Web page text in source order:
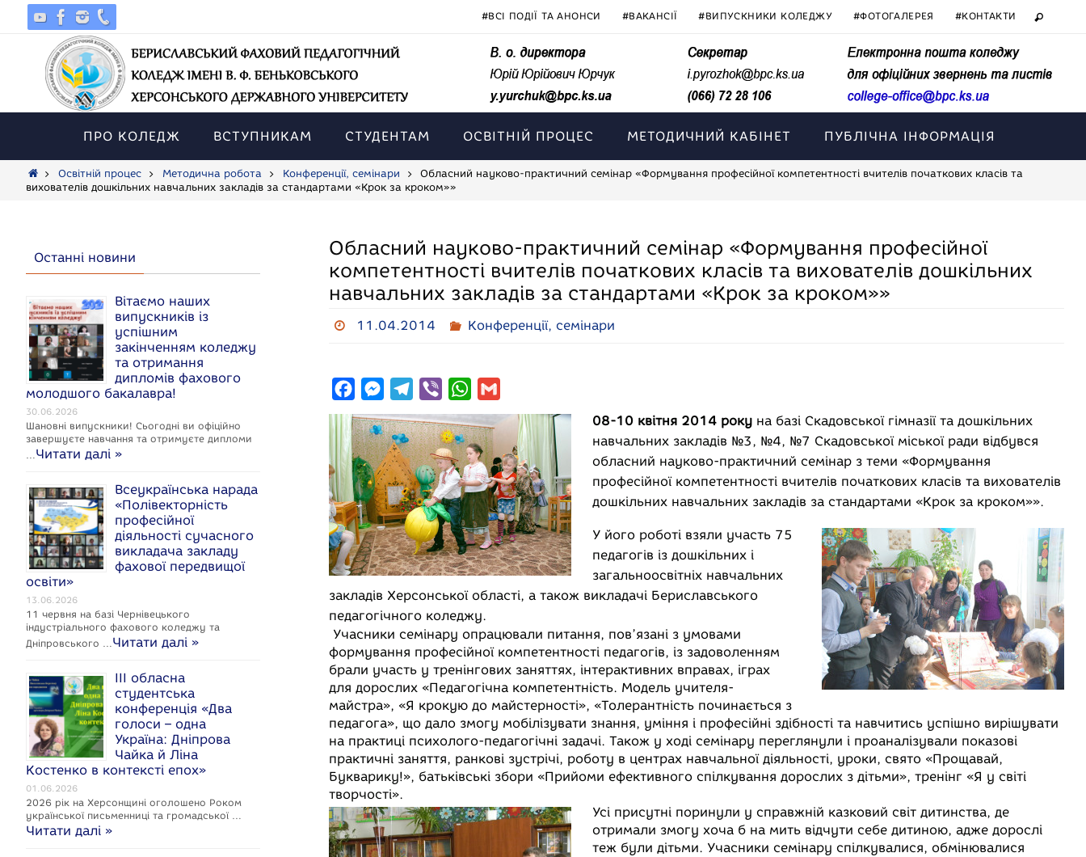
#ВСІ ПОДІЇ ТА АНОНСИ #ВАКАНСІЇ #ВИПУСКНИКИ КОЛЕДЖУ #ФОТОГАЛЕРЕЯ #КОНТАКТИ
ПРО КОЛЕДЖ ВСТУПНИКАМ СТУДЕНТАМ ОСВІТНІЙ ПРОЦЕС МЕТОДИЧНИЙ КАБІНЕТ ПУБЛІЧНА ІНФОРМАЦІЯ
HomeОсвітній процес Методична робота Конференції, семінари
Обласний науково-практичний семінар «Формування професійної компетентності вчителів початкових класів та
вихователів дошкільних навчальних закладів за стандартами «Крок за кроком»»
Обласний науково-практичний семінар «Формування професійної
компетентності вчителів початкових класів та вихователів дошкільних
навчальних закладів за стандартами «Крок за кроком»»
11.04.2014 Конференції, семінари
a
c
e
b
o
o
k
M
e
s
s
e
n
g
e
r
e
l
e
g
r
a
m
i
b
e
r
W
h
a
t
s
A
p
p
m
a
i
l
08-10 квітня 2014 року на базі Скадовської гімназії та дошкільних
навчальних закладів №3, №4, №7 Скадовської міської ради відбувся
обласний науково-практичний семінар з теми «Формування
професійної компетентності вчителів початкових класів та вихователів
дошкільних навчальних закладів за стандартами «Крок за кроком»».
У його роботі взяли участь 75
педагогів із дошкільних і
загальноосвітніх навчальних
закладів Херсонської області, а також викладачі Бериславського
педагогічного коледжу.
Учасники семінару опрацювали питання, пов’язані з умовами
формування професійної компетентності педагогів, із задоволенням
брали участь у тренінгових заняттях, інтерактивних вправах, іграх
для дорослих «Педагогічна компетентність. Модель учителя-
майстра», «Я крокую до майстерності», «Толерантність починається з
педагога», що дало змогу мобілізувати знання, уміння і професійні здібності та навчитись успішно вирішувати
на практиці психолого-педагогічні задачі. Також у ході семінару переглянули і проаналізували показові
практичні заняття, ранкові зустрічі, роботу в центрах навчальної діяльності, уроки, свято «Прощавай,
Букварику!», батьківські збори «Прийоми ефективного спілкування дорослих з дітьми», тренінг «Я у світі
творчості».
Усі присутні поринули у справжній казковий світ дитинства, де
отримали змогу хоча б на мить відчути себе дитиною, адже дорослі
теж були дітьми. Учасники семінару спілкувалися, обмінювалися
Останні новини
Вітаємо наших
випускників із
успішним
закінченням коледжу
та отримання
дипломів фахового
молодшого бакалавра!
30.06.2026
Шановні випускники! Сьогодні ви офіційно
завершуєте навчання та отримуєте дипломи
…Читати далі »
Всеукраїнська нарада
«Полівекторність
професійної
діяльності сучасного
викладача закладу
фахової передвищої
освіти»
13.06.2026
11 червня на базі Чернівецького
індустріального фахового коледжу та
Дніпровського …Читати далі »
ІІІ обласна
студентська
конференція «Два
голоси – одна
Україна: Дніпрова
Чайка й Ліна
Костенко в контексті епох»
01.06.2026
2026 рік на Херсонщині оголошено Роком
укpaїнcької письменниці та громадської …
Читати далі »